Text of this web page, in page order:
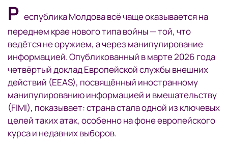
Р еспублика Молдова всё чаще оказывается на
переднем крае нового типа войны — той, что
ведётся не оружием, а через манипулирование
информацией. Опубликованный в марте 2026 года
четвёртый доклад Европейской службы внешних
действий (EEAS), посвящённый иностранному
манипулированию информацией и вмешательству
(FIMI), показывает: страна стала одной из ключевых
целей таких атак, особенно на фоне европейского
курса и недавних выборов.